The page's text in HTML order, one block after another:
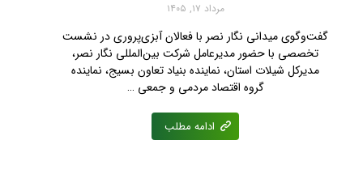
مرداد ۱۷, ۱۴۰۵
گفت‌وگوی میدانی نگار نصر با فعالان آبزی‌پروری در نشست
تخصصی با حضور مدیرعامل شرکت بین‌المللی نگار نصر،
مدیرکل شیلات استان، نماینده بنیاد تعاون بسیج، نماینده
گروه اقتصاد مردمی و جمعی …
ادامه مطلب